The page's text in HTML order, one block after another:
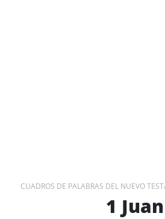
CUADROS DE PALABRAS DEL NUEVO
1 Juan